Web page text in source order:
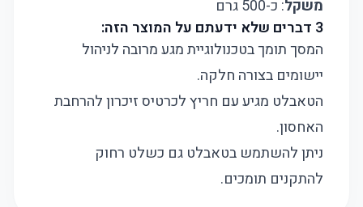
משקל: כ-500 גרם
3 דברים שלא ידעתם על המוצר הזה:
המסך תומך בטכנולוגיית מגע מרובה לניהול
יישומים בצורה חלקה.
הטאבלט מגיע עם חריץ לכרטיס זיכרון להרחבת
האחסון.
ניתן להשתמש בטאבלט גם כשלט רחוק
להתקנים תומכים.